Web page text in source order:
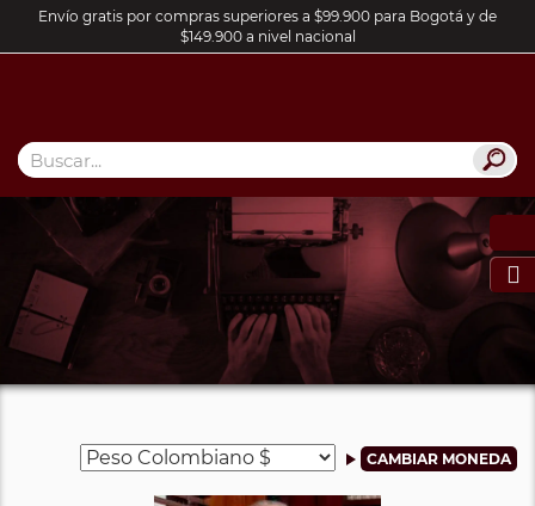
Envío gratis por compras superiores a $99.900 para Bogotá y de
$149.900 a nivel nacional
